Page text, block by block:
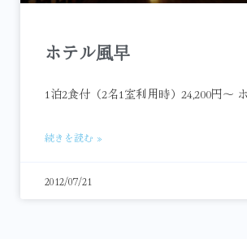
ホテル風早
1泊2食付（2名1室利用時）24,200円～
続きを読む »
2012/07/21